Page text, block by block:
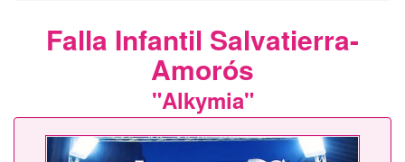
Falla Infantil Salvatierra-
Amorós
"Alkymia"